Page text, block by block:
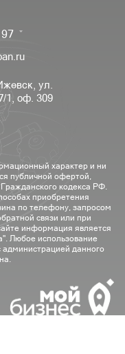
ул.
1, оф. 309
характер и ни
публичной офертой,
кодекса РФ.
приобретения
по телефону, запросом
связи или при
информация является
Любое использование
данного